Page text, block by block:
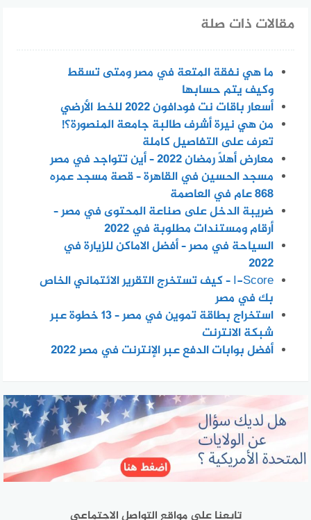
مقالات ذات صلة
ما هي نفقة المتعة في مصر ومتى تسقط
وكيف يتم حسابها
أسعار باقات نت فودافون 2022 للخط الأرضي
من هي نيرة أشرف طالبة جامعة المنصورة؟!
تعرف على التفاصيل كاملة
معارض أهلًا رمضان 2022 – أين تتواجد في مصر
مسجد الحسين في القاهرة – قصة مسجد عمره
868 عام في العاصمة
ضريبة الدخل على صناعة المحتوى في مصر –
أرقام ومستندات مطلوبة في 2022
السياحة في مصر – أفضل الاماكن للزيارة في
2022
I-Score – كيف تستخرج التقرير الائتماني الخاص
بك في مصر
استخراج بطاقة تموين في مصر – 13 خطوة عبر
شبكة الانترنت
أفضل بوابات الدفع عبر الإنترنت في مصر 2022
تابعنا على مواقع التواصل الاجتماعي